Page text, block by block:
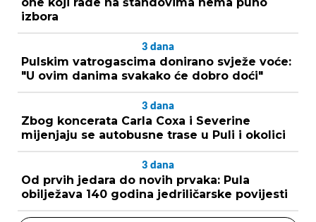
izbora
3 dana
Pulskim vatrogascima donirano svježe voće:
"U ovim danima svakako će dobro doći"
3 dana
Zbog koncerata Carla Coxa i Severine
mijenjaju se autobusne trase u Puli i okolici
3 dana
Od prvih jedara do novih prvaka: Pula
obilježava 140 godina jedriličarske povijesti